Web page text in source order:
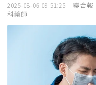
2025-08-06 09:51:25
聯合報
科藥師